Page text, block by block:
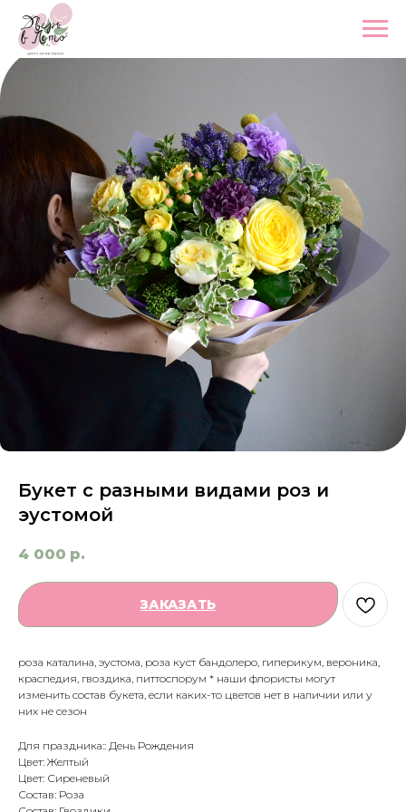
Букет с разными видами роз и
эустомой
4 000 р.
ЗАКАЗАТЬ
роза каталина, эустома, роза куст бандолеро, гиперикум, вероника,
краспедия, гвоздика, питтоспорум * наши флористы могут
изменить состав букета, если каких-то цветов нет в наличии или у
них не сезон
Для праздника:: День Рождения
Цвет: Желтый
Цвет: Сиреневый
Состав: Роза